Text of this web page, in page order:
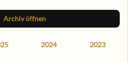
Archiv öffnen
2024 2023